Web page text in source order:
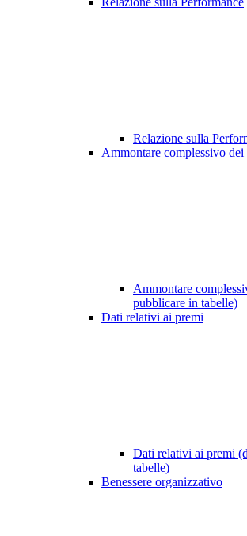
Relazione sulla
Ammontare complessivo dei
Ammontare
pubblicare in tabelle)
Dati relativi ai premi
Dati relativi ai premi
tabelle)
Benessere organizzativo